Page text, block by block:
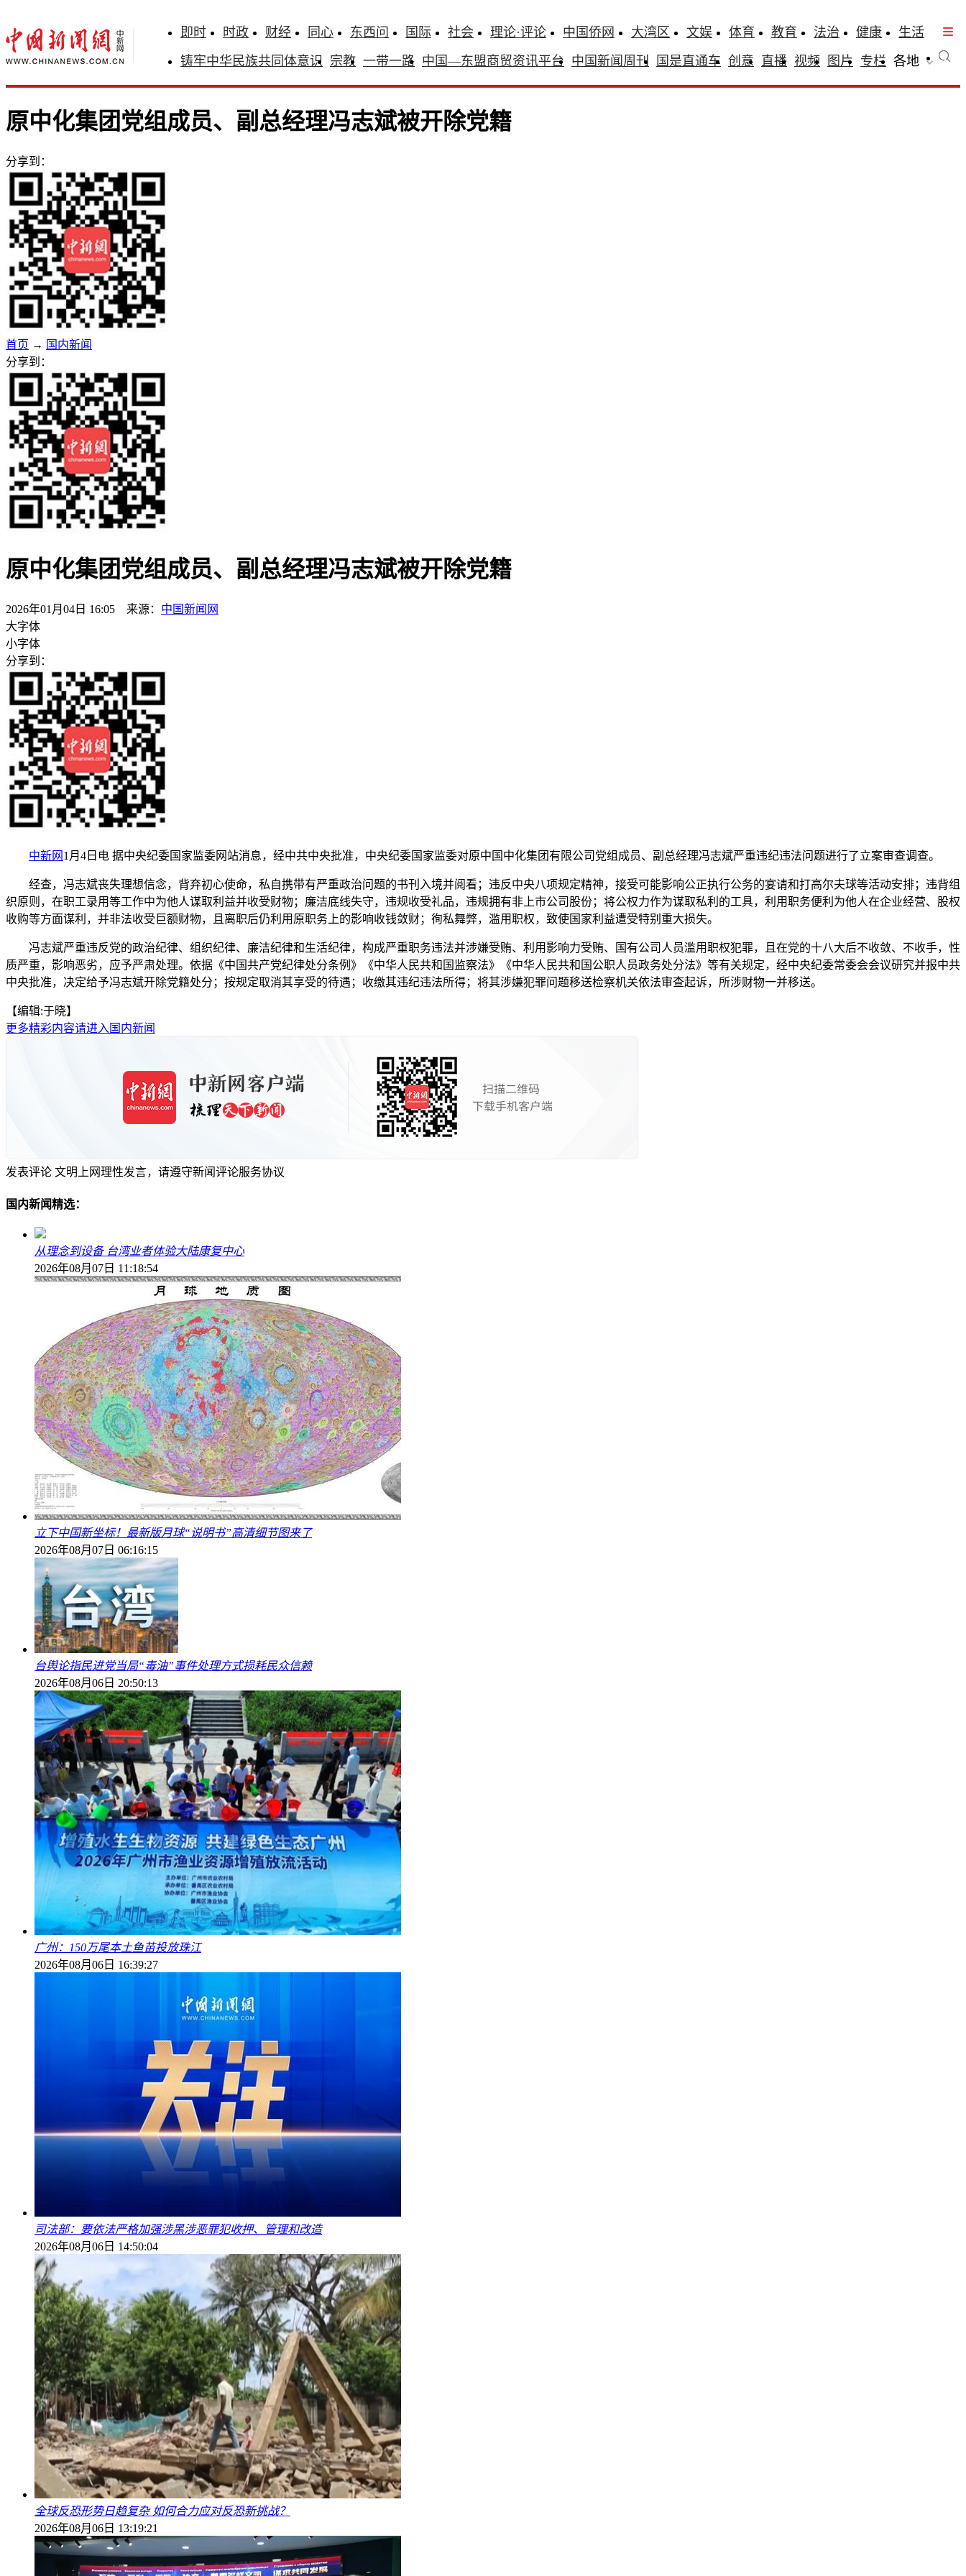
即时 时政 财经 同心 东西问 国际 社会 理论·评论 中国侨网 大湾区 文娱 体育 教育 法治 健康
生活
铸牢中华民族共同体意识 宗教 一带一路 中国—东盟商贸资讯平台 中国新闻周刊 国是直通车 创意 直播 视频 图片 专栏 各地
原中化集团党组成员、副总经理冯志斌被开除党籍
分享到：
首页 → 国内新闻
分享到：
原中化集团党组成员、副总经理冯志斌被开除党籍
2026年01月04日 16:05 来源： 中国新闻网
大字体
小字体
分享到：
中新网 1月4日电 据中央纪委国家监委网站消息，经中共中央批准，中央纪委国家监委对原中国中化集团有限公司党组成员、副总经理冯志斌严重违纪违法问题进行了立案审查调查。
经查，冯志斌丧失理想信念，背弃初心使命，私自携带有严重政治问题的书刊入境并阅看；违反中央八项规定精神，接受可能影响公正执行公务的宴请和打高尔夫球等活动安排；违背组
织原则，在职工录用等工作中为他人谋取利益并收受财物；廉洁底线失守，违规收受礼品，违规拥有非上市公司股份；将公权力作为谋取私利的工具，利用职务便利为他人在企业经营、股权
收购等方面谋利，并非法收受巨额财物，且离职后仍利用原职务上的影响收钱敛财；徇私舞弊，滥用职权，致使国家利益遭受特别重大损失。
冯志斌严重违反党的政治纪律、组织纪律、廉洁纪律和生活纪律，构成严重职务违法并涉嫌受贿、利用影响力受贿、国有公司人员滥用职权犯罪，且在党的十八大后不收敛、不收手，性
质严重，影响恶劣，应予严肃处理。依据《中国共产党纪律处分条例》《中华人民共和国监察法》《中华人民共和国公职人员政务处分法》等有关规定，经中央纪委常委会会议研究并报中共
中央批准，决定给予冯志斌开除党籍处分；按规定取消其享受的待遇；收缴其违纪违法所得；将其涉嫌犯罪问题移送检察机关依法审查起诉，所涉财物一并移送。
【编辑:于晓】
更多精彩内容请进入国内新闻
发表评论 文明上网理性发言，请遵守新闻评论服务协议
国内新闻精选：
从理念到设备 台湾业者体验大陆康复中心
2026年08月07日 11:18:54
立下中国新坐标！最新版月球“说明书”高清细节图来了
2026年08月07日 06:16:15
台舆论指民进党当局“毒油”事件处理方式损耗民众信赖
2026年08月06日 20:50:13
广州：150万尾本土鱼苗投放珠江
2026年08月06日 16:39:27
司法部：要依法严格加强涉黑涉恶罪犯收押、管理和改造
2026年08月06日 14:50:04
全球反恐形势日趋复杂 如何合力应对反恐新挑战？
2026年08月06日 13:19:21